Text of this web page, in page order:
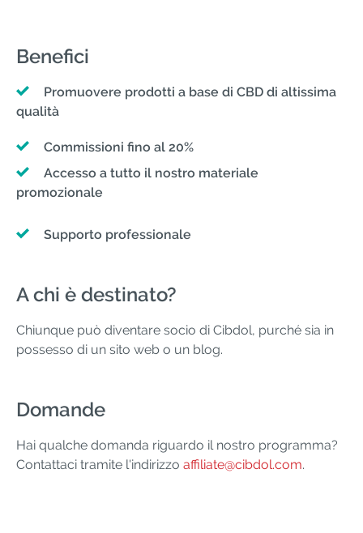
Benefici
Promuovere prodotti a base di CBD di altissima
qualità
Commissioni fino al 20%
Accesso a tutto il nostro materiale
promozionale
Supporto professionale
A chi è destinato?
Chiunque può diventare socio di Cibdol, purché sia in
possesso di un sito web o un blog.
Domande
Hai qualche domanda riguardo il nostro programma?
Contattaci tramite l'indirizzo affiliate@cibdol.com.